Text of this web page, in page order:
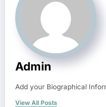
Admin
Add your Biographical
View All Posts